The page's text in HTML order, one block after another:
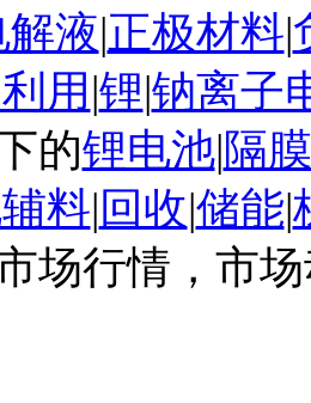
解液|正极材料|
用|锂|钠离子
的锂电池|隔膜
料|回收|储能|
场行情，市